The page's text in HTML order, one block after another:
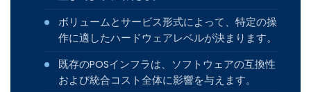
ボリュームとサービス形式によって、特定の操
作に適したハードウェアレベルが決まります。
既存のPOSインフラは、ソフトウェアの互換性
および統合コスト全体に影響を与えます。